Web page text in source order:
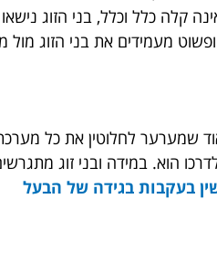
קלה כלל וכלל, בני הזוג
מעמידים את בני הזוג
שמערער לחלוטין את כל
הוא. במידה ובני זוג
בעקבות בגידה של הבעל